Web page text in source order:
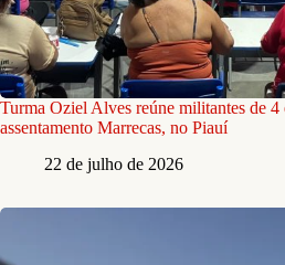
Turma Oziel Alves reúne militantes de 4
assentamento Marrecas, no Piauí
22 de julho de 2026